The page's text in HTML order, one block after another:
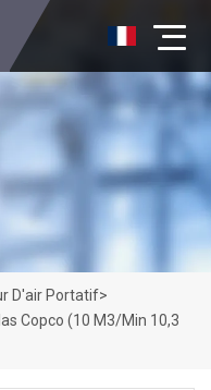
D'air Portatif>
Copco (10 M3/min 10,3